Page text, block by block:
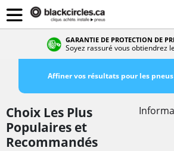
GARANTIE DE PROTECTION DE
Soyez rassuré vous obtiendrez
Affiner vos résultats pour les pneus
Choix Les Plus
Populaires et
Recommandés